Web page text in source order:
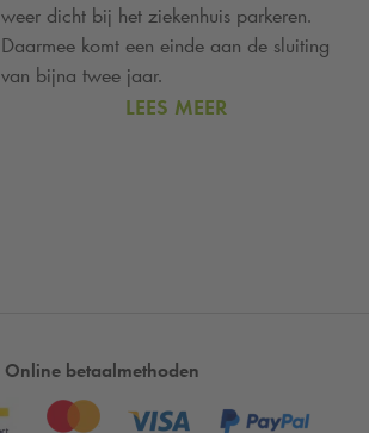
weer dicht bij het ziekenhuis parkeren.
Daarmee komt een einde aan de sluiting
van bijna twee jaar.
LEES MEER
Online betaalmethoden